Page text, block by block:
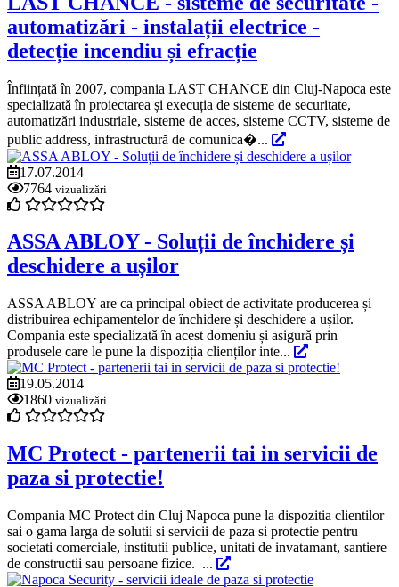
automatizări - instalații electrice -
detecție incendiu și efracție
Înființată în 2007, compania LAST CHANCE din Cluj-Napoca este
specializată în proiectarea și execuția de sisteme de securitate,
automatizări industriale, sisteme de acces, sisteme CCTV, sisteme de
public address, infrastructură de comunica�...
17.07.2014
7764 vizualizări
ASSA ABLOY - Soluții de închidere și
deschidere a ușilor
ASSA ABLOY are ca principal obiect de activitate producerea și
distribuirea echipamentelor de închidere și deschidere a ușilor.
Compania este specializată în acest domeniu și asigură prin
produsele care le pune la dispoziția clienților inte...
19.05.2014
1860 vizualizări
MC Protect - partenerii tai in servicii de
paza si protectie!
Compania MC Protect din Cluj Napoca pune la dispozitia clientilor
sai o gama larga de solutii si servicii de paza si protectie pentru
societati comerciale, institutii publice, unitati de invatamant, santiere
de constructii sau persoane fizice. ...